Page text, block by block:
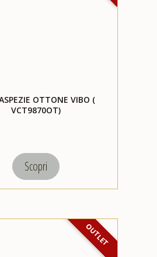
OTTONE VIBO (
VCT9870OT)
Scopri
OUTLET